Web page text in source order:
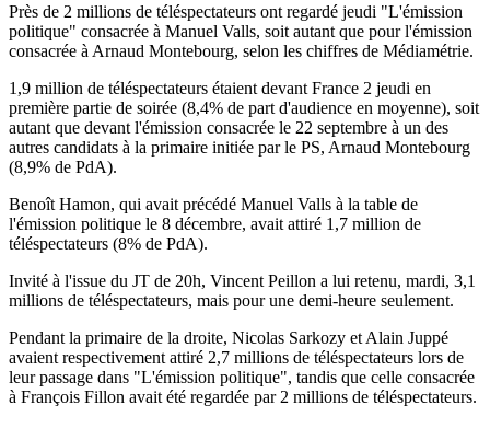
Près de 2 millions de téléspectateurs ont regardé jeudi "L'émission
politique" consacrée à Manuel Valls, soit autant que pour l'émission
consacrée à Arnaud Montebourg, selon les chiffres de Médiamétrie.
1,9 million de téléspectateurs étaient devant France 2 jeudi en
première partie de soirée (8,4% de part d'audience en moyenne), soit
autant que devant l'émission consacrée le 22 septembre à un des
autres candidats à la primaire initiée par le PS, Arnaud Montebourg
(8,9% de PdA).
Benoît Hamon, qui avait précédé Manuel Valls à la table de
l'émission politique le 8 décembre, avait attiré 1,7 million de
téléspectateurs (8% de PdA).
Invité à l'issue du JT de 20h, Vincent Peillon a lui retenu, mardi, 3,1
millions de téléspectateurs, mais pour une demi-heure seulement.
Pendant la primaire de la droite, Nicolas Sarkozy et Alain Juppé
avaient respectivement attiré 2,7 millions de téléspectateurs lors de
leur passage dans "L'émission politique", tandis que celle consacrée
à François Fillon avait été regardée par 2 millions de téléspectateurs.